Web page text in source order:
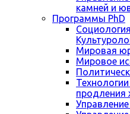
камней и
Программы PhD
Мировая
Мировое
продления